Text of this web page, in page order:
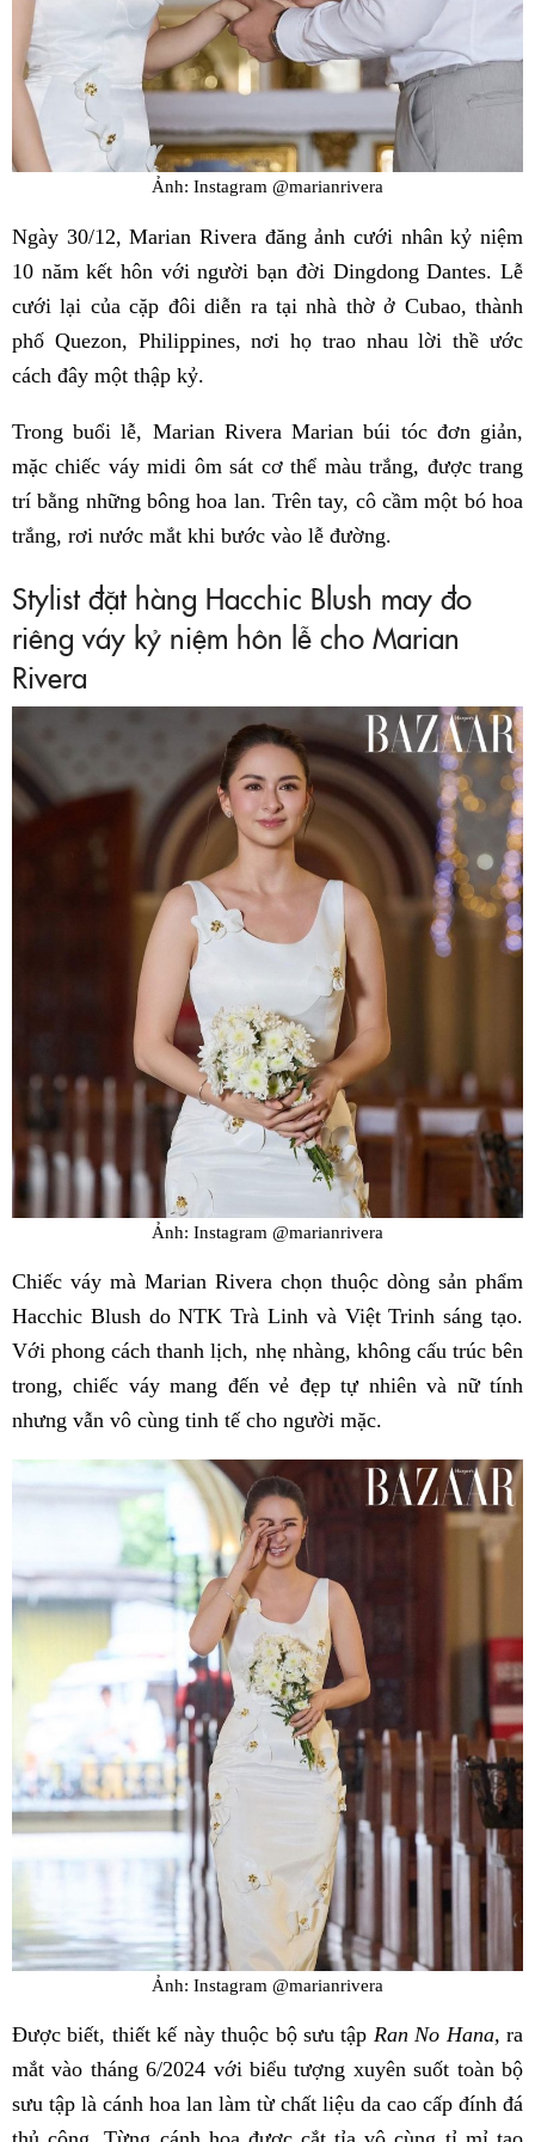
Ảnh: Instagram @marianrivera
Ngày 30/12, Marian Rivera đăng ảnh cưới nhân kỷ niệm
10 năm kết hôn với người bạn đời Dingdong Dantes. Lễ
cưới lại của cặp đôi diễn ra tại nhà thờ ở Cubao, thành
phố Quezon, Philippines, nơi họ trao nhau lời thề ước
cách đây một thập kỷ.
Trong buổi lễ, Marian Rivera Marian búi tóc đơn giản,
mặc chiếc váy midi ôm sát cơ thể màu trắng, được trang
trí bằng những bông hoa lan. Trên tay, cô cầm một bó hoa
trắng, rơi nước mắt khi bước vào lễ đường.
Stylist đặt hàng Hacchic Blush may đo
riêng váy kỷ niệm hôn lễ cho Marian
Rivera
Ảnh: Instagram @marianrivera
Chiếc váy mà Marian Rivera chọn thuộc dòng sản phẩm
Hacchic Blush do NTK Trà Linh và Việt Trinh sáng tạo.
Với phong cách thanh lịch, nhẹ nhàng, không cấu trúc bên
trong, chiếc váy mang đến vẻ đẹp tự nhiên và nữ tính
nhưng vẫn vô cùng tinh tế cho người mặc.
Ảnh: Instagram @marianrivera
Được biết, thiết kế này thuộc bộ sưu tập Ran No Hana, ra
mắt vào tháng 6/2024 với biểu tượng xuyên suốt toàn bộ
sưu tập là cánh hoa lan làm từ chất liệu da cao cấp đính đá